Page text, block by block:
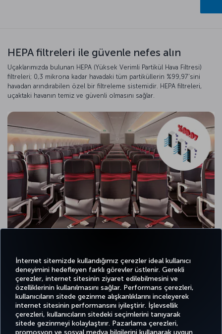
İnternet sitemizde kullandığımız çerezler ideal kullanıcı
deneyimini hedefleyen farklı görevler üstlenir. Gerekli
çerezler, internet sitesinin ziyaret edilebilmesini ve
özelliklerinin kullanılmasını sağlar. Performans çerezleri,
kullanıcıların sitede gezinme alışkanlıklarını inceleyerek
internet sitesinin performansını iyileştirir. İşlevsellik
çerezleri, kullanıcıların sitedeki seçimlerini tanıyarak
sitede gezinmeyi kolaylaştırır. Pazarlama çerezleri,
promosyon ve sosyal medya bilgilerini kullanarak uygun
HEPA filtreleri ile güvenle nefes alın
Uçaklarımızda bulunan HEPA (Yüksek Verimli Partikül Hava Filtresi)
filtreleri; 0,3 mikrona kadar havadaki tüm partiküllerin %99,97'sini
havadan arındırabilen özel bir filtreleme sistemidir. HEPA filtreleri,
uçaktaki havanın temiz ve güvenli olmasını sağlar.
TwitterFacebook
Instagram
YoutubeLinkedIn
TiktokBlogPinterest
BİLET
AL VE
DENEYİM
FIRSATLAR
VE UÇUŞ
YARDIM
TURKISH
AIRLINES
MILES&SMILES